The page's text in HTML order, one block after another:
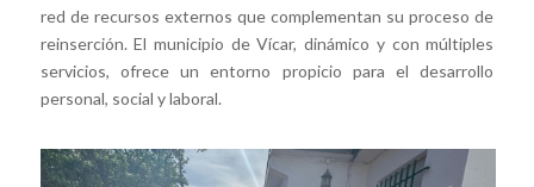
red de recursos externos que complementan su proceso de
reinserción. El municipio de Vícar, dinámico y con múltiples
servicios, ofrece un entorno propicio para el desarrollo
personal, social y laboral.